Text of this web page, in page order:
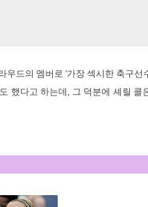
우드의 멤버로 '가장 섹시한 축구선
했다고 하는데, 그 덕분에 셰릴 콜